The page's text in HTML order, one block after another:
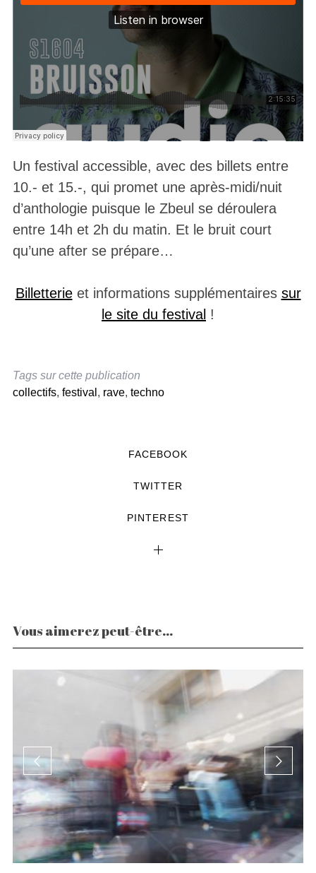
Un festival accessible, avec des billets entre
10.- et 15.-, qui promet une après-midi/nuit
d’anthologie puisque le Zbeul se déroulera
entre 14h et 2h du matin. Et le bruit court
qu’une after se prépare…
Billetterieet informations supplémentaires sur
le site du festival !
Tags sur cette publication
collectifs, festival , rave, techno
FACEBOOK
TWITTER
PINTEREST
Vous aimerez peut-être...